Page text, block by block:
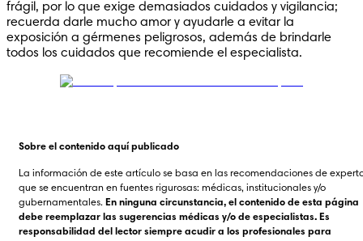
frágil, por lo que exige demasiados cuidados y vigilancia;
recuerda darle mucho amor y ayudarle a evitar la
exposición a gérmenes peligrosos, además de brindarle
todos los cuidados que recomiende el especialista.
Sobre el contenido aquí publicado
La información de este artículo se basa en las recomendaciones de
que se encuentran en fuentes rigurosas: médicas, institucionales y/o
gubernamentales. En ninguna circunstancia, el contenido de esta página
debe reemplazar las sugerencias médicas y/o de especialistas. Es
responsabilidad del lector siempre acudir a los profesionales para